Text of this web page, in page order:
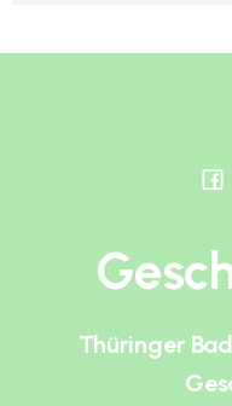
Thüringer